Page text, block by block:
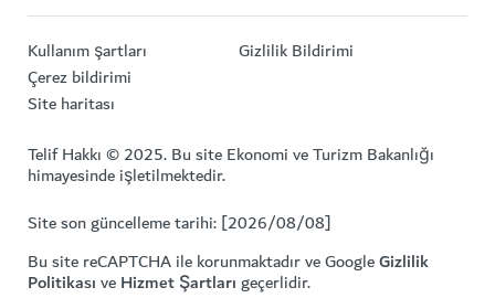
Kullanım şartları
Gizlilik Bildirimi
Çerez bildirimi
Site haritası
Telif Hakkı © 2025. Bu site Ekonomi ve Turizm Bakanlığı
himayesinde işletilmektedir.
Site son güncelleme tarihi: [2026/08/08]
Bu site reCAPTCHA ile korunmaktadır ve GoogleGizlilik
PolitikasıveHizmet Şartlarıgeçerlidir.